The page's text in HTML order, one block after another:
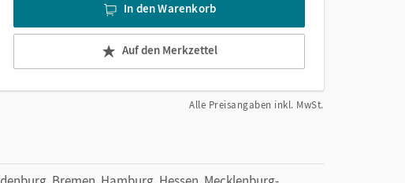
In den Warenkorb
Auf den Merkzettel
Alle Preisangaben inkl. MwSt.